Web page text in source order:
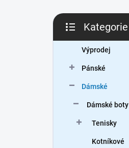
P
s
kategorie
Kategorie
Výprodej
Pánské
Dámské
Dámské boty
Tenisky
Kotníkové